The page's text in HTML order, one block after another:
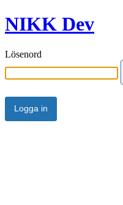
NIKK Dev
Lösenord